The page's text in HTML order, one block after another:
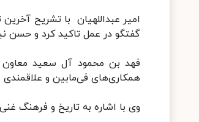
امیر عبداللهیان با تشریح
گفتگو در عمل تاکید کرد و حسن
فهد بن محمود آل سعید معاون
همکاری‌های فی‌مابین و علاقمندی
وی با اشاره به تاریخ و فرهنگ